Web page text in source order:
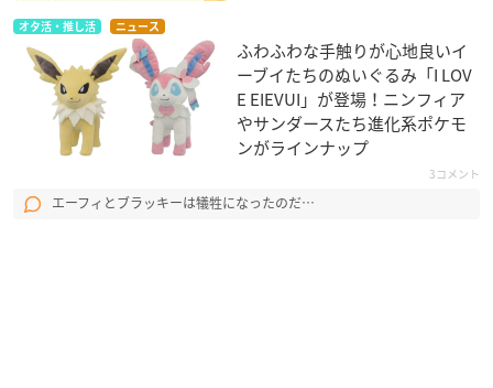
オタ活・推し活 ニュース
ふわふわな手触りが心地良いイ
ーブイたちのぬいぐるみ「I LOV
E EIEVUI」が登場！ニンフィア
やサンダースたち進化系ポケモ
ンがラインナップ
3コメント
エーフィとブラッキーは犠牲になったのだ…